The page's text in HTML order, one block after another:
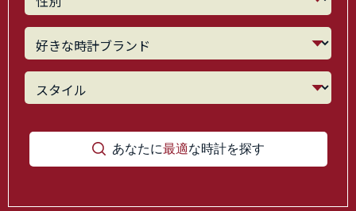
あなたに最適な時計を探す